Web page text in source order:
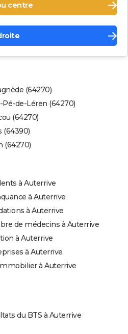
centre
(64270)
Pé-de-Léren (64270)
(64270)
(64390)
(64270)
à Auterrive
à Auterrive
à Auterrive
de médecins à Auterrive
à Auterrive
à Auterrive
à Auterrive
du BTS à Auterrive